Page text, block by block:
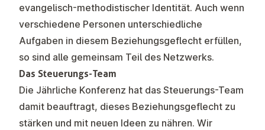
evangelisch-methodistischer Identität. Auch wenn
verschiedene Personen unterschiedliche
Aufgaben in diesem Beziehungsgeflecht erfüllen,
so sind alle gemeinsam Teil des Netzwerks.
Das Steuerungs-Team
Die Jährliche Konferenz hat das Steuerungs-Team
damit beauftragt, dieses Beziehungsgeflecht zu
stärken und mit neuen Ideen zu nähren. Wir